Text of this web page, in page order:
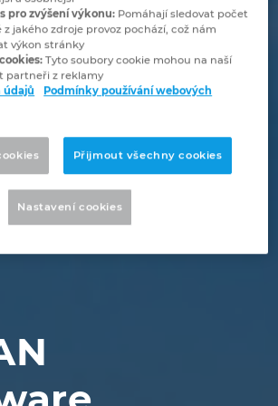
PDM a PLM
pro studenty
pro spolupráci
pro zvýšení výkonu:Pomáhají sledovat počet
jakého zdroje provoz pochází, což nám
výkon stránky
Tyto soubory cookie mohou na naší
partneři z reklamy
údajů
Podmínky používání webových
Přijmout všechny cookies
Nastavení cookies